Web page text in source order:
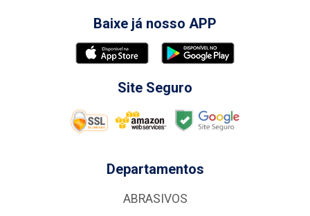
Baixe já nosso APP
Site Seguro
Departamentos
ABRASIVOS